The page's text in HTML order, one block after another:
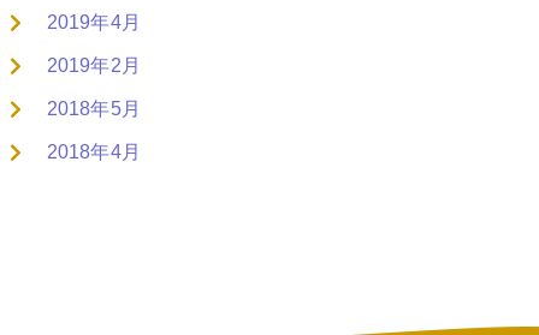
2019年4月
2019年2月
2018年5月
2018年4月